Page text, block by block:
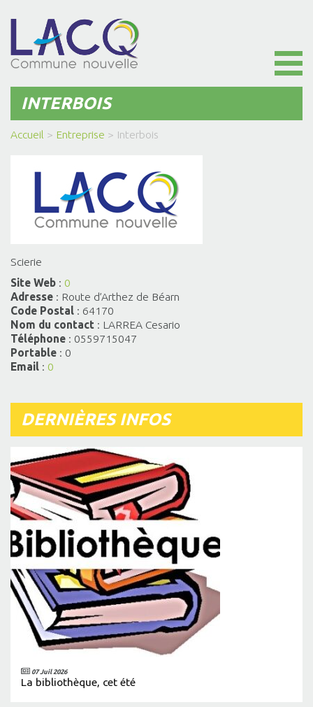
INTERBOIS
Accueil > Entreprise > Interbois
Scierie
Site Web : 0
Adresse : Route d’Arthez de Béarn
Code Postal : 64170
Nom du contact : LARREA Cesario
Téléphone : 0559715047
Portable : 0
Email : 0
DERNIÈRES INFOS
07 Juil 2026
La bibliothèque, cet été